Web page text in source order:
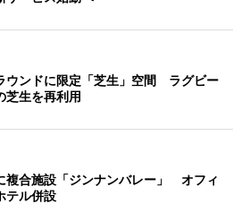
ウンドに限定「芝生」空間 ラグビー
芝生を再利用
複合施設「ジンナンバレー」 オフィ
テル併設